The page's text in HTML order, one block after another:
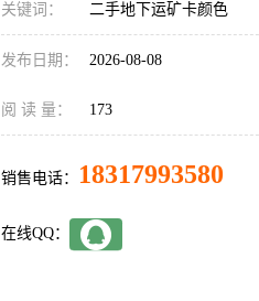
关键词： 二手地下运矿卡颜色
发布日期： 2026-08-08
阅 读 量： 173
销售电话： 18317993580
在线QQ：